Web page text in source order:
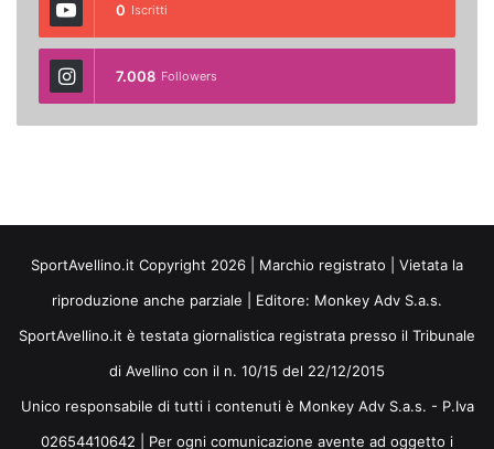
0 Iscritti
7.008 Followers
SportAvellino.it Copyright 2026 | Marchio registrato | Vietata la
riproduzione anche parziale | Editore: Monkey Adv S.a.s.
SportAvellino.it è testata giornalistica registrata presso il Tribunale
di Avellino con il n. 10/15 del 22/12/2015
Unico responsabile di tutti i contenuti è Monkey Adv S.a.s. - P.Iva
02654410642 | Per ogni comunicazione avente ad oggetto i